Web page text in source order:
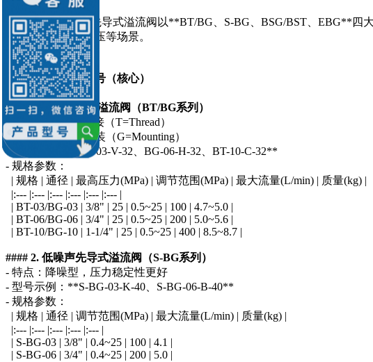
YUKEN（油研）先导式溢流阀以**BT/BG、S-BG、BSG/BST、EBG**四
电磁卸荷、比例调压等场景。
一、主流系列与型号（核心）
#### 1. 标准先导式溢流阀（BT/BG系列）
- **BT**：螺纹连接（T=Thread）
- **BG**：底板安装（G=Mounting）
- 型号示例：**BT-03-V-32、BG-06-H-32、BT-10-C-32**
- 规格参数：
| 规格 | 通径 | 最高压力(MPa) | 调节范围(MPa) | 最大流量(L/min) | 质量(kg) |
|:--- |:--- |:--- |:--- |:--- |:--- |
| BT-03/BG-03 | 3/8" | 25 | 0.5~25 | 100 | 4.7~5.0 |
| BT-06/BG-06 | 3/4" | 25 | 0.5~25 | 200 | 5.0~5.6 |
| BT-10/BG-10 | 1-1/4" | 25 | 0.5~25 | 400 | 8.5~8.7 |
#### 2. 低噪声先导式溢流阀（S-BG系列）
- 特点：降噪型，压力稳定性更好
- 型号示例：**S-BG-03-K-40、S-BG-06-B-40**
- 规格参数：
| 规格 | 通径 | 调节范围(MPa) | 最大流量(L/min) | 质量(kg) |
|:--- |:--- |:--- |:--- |:--- |
| S-BG-03 | 3/8" | 0.4~25 | 100 | 4.1 |
| S-BG-06 | 3/4" | 0.4~25 | 200 | 5.0 |